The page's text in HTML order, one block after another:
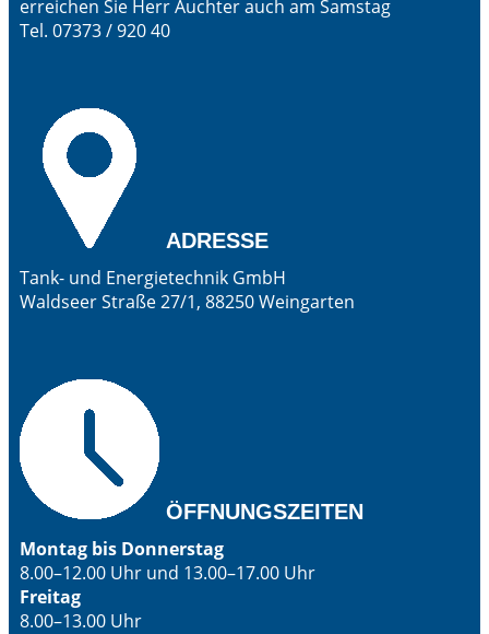
erreichen Sie Herr Auchter auch am Samstag
Tel. 07373 / 920 40
ADRESSE
Tank- und Energietechnik GmbH
Waldseer Straße 27/1, 88250 Weingarten
ÖFFNUNGSZEITEN
Montag bis Donnerstag
8.00–12.00 Uhr und 13.00–17.00 Uhr
Freitag
8.00–13.00 Uhr